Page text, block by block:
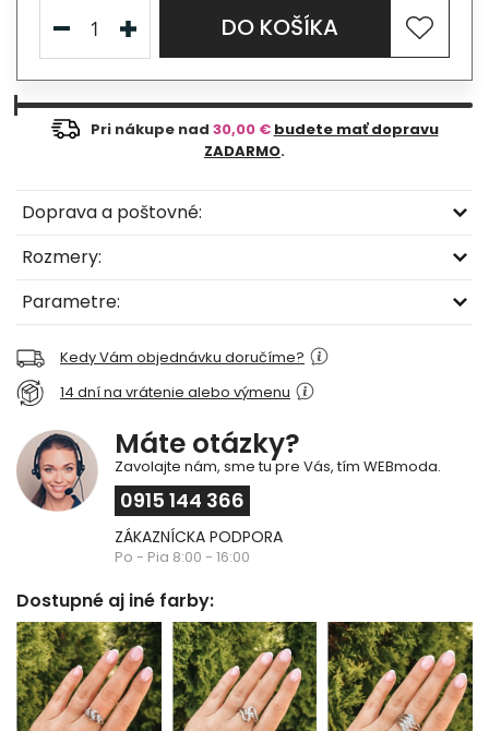
DO KOŠÍKA
Pri nákupe nad 30,00 € budete mať dopravu
ZADARMO.
Doprava a poštovné:
Rozmery:
Parametre:
Kedy Vám objednávku doručíme?
14 dní na vrátenie alebo výmenu
Máte otázky?
Zavolajte nám, sme tu pre Vás, tím WEBmoda.
0915 144 366
ZÁKAZNÍCKA PODPORA
Po - Pia 8:00 - 16:00
Dostupné aj iné farby: